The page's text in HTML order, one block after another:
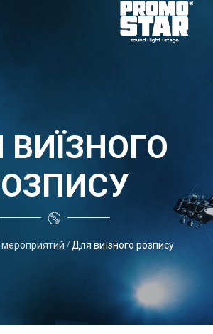
ВИЇЗНОГО
Для виїзного розпису